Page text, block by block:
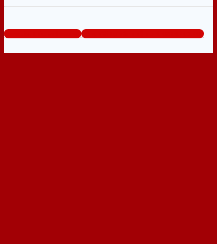
www.sieuthicuanhua.net Tổng đài tư vấn miễn phí: 0824.400.400